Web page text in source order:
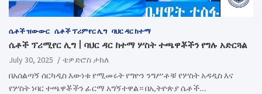
ሴቶች ዝውውር ሴቶች ፕሪምየር ሊግ ባህር ዳር ከተማ
ሴቶች ፕሪሚየር ሊግ | ባህር ዳር ከተማ ሦስት ተጫዋቾችን የግሉ አድርጓል
July 30, 2025
ቴዎድሮስ ታከለ
በአሰልጣኝ ሰርካዲስ እውነቱ የሚመሩት የግዮን ንግሥቶቹ የሦስት አዳዲስ እና
የሦስት ነባር ተጫዋቾችን ፊርማ አግኝተዋል። በኢትዮጵያ ሴቶች…